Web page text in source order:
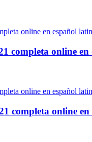
completa online
completa online